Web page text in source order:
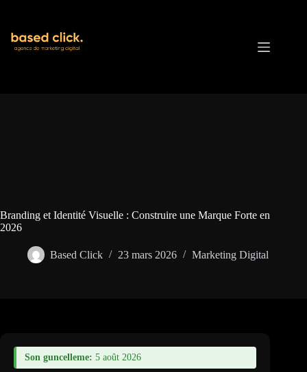
contenu
Branding et Identité Visuelle : Construire une Marque Forte en
2026
Based Click 23 mars 2026 Marketing Digital
Son guncelleme: 5 août 2026